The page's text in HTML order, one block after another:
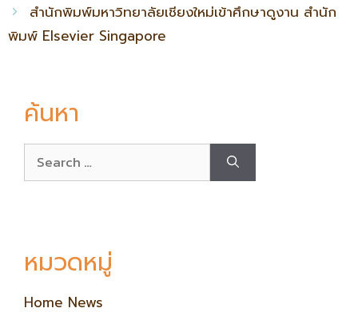
สำนักพิมพ์มหาวิทยาลัยเชียงใหม่เข้าศึกษาดูงาน สำนัก
พิมพ์ Elsevier Singapore
ค้นหา
หมวดหมู่
Home News